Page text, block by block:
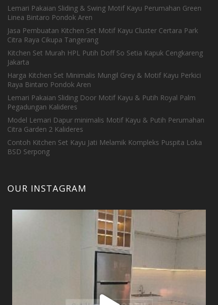
Lemari Pakaian Sliding & Swing Motif Kayu Perumahan Green
Linea Bintaro Pondok Aren
Jasa Pembuatan Kitchen Set Motif Kayu Cluster Certara Park
Citra Raya Cikupa Tangerang
Kitchen Set Murah HPL Putih Doff So Setia Kapuk Cengkareng
Jakarta
Harga Kitchen Set Minimalis Mungil Grey & Motif Kayu Perkici
Raya Bintaro Pondok Aren
Lemari Pakaian Sliding Door Motif Kayu & Putih Royal Palm
Pegadungan Kalideres
Model Lemari Dapur minimalis Motif Kayu & Putih Perumahan
Citra Garden 2 Kalideres
Contoh Kitchen Set Kayu Jati Melamik Kompleks Puspita Loka
BSD Serpong
OUR INSTAGRAM